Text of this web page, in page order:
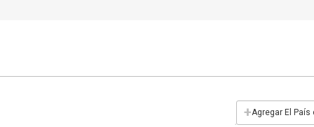
+Agregar El País